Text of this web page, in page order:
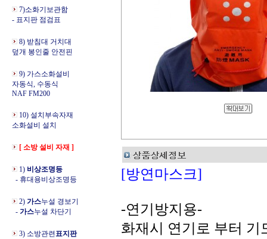
7)소화기보관함
- 표지판 점검표
8) 받침대 거치대
덮개 봉인줄 안전핀
9) 가스소화설비
자동식, 수동식
NAF FM200
10) 설치부속자재
소화설비 설치
[ 소방 설비 자재 ]
1) 비상조명등
- 휴대용비상조명등
2) 가스누설 경보기
- 가스누설 차단기
3) 소방관련 표지판
[방연마스크]
-연기방지용-
화재시 연기로 부터